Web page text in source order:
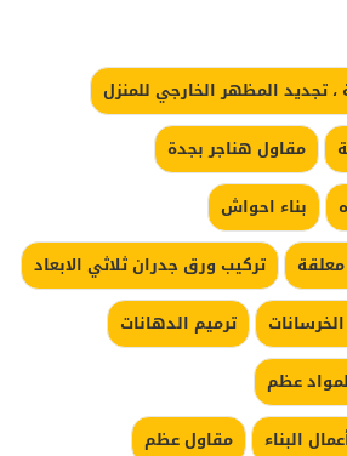
، تجديد المظهر الخارجي للمنزل
مقاول هناجر بجدة
بناء احواش
تركيب ورق جدران ثلاثي الابعاد
ترميم الدهانات
عظم
البناء
مقاول عظم